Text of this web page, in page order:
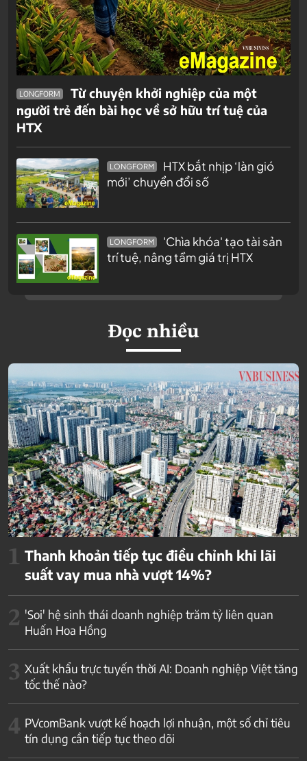
LONGFORM
Từ chuyện khởi nghiệp của một
người trẻ đến bài học về sở hữu trí tuệ của
HTX
LONGFORM
HTX bắt nhịp ‘làn gió
mới’ chuyển đổi số
LONGFORM
'Chìa khóa' tạo tài sản
trí tuệ, nâng tầm giá trị HTX
Đọc nhiều
1 Thanh khoản tiếp tục điều chỉnh khi lãi
suất vay mua nhà vượt 14%?
2 'Soi' hệ sinh thái doanh nghiệp trăm tỷ liên quan
Huấn Hoa Hồng
3 Xuất khẩu trực tuyến thời AI: Doanh nghiệp Việt tăng
tốc thế nào?
4 PVcomBank vượt kế hoạch lợi nhuận, một số chỉ tiêu
tín dụng cần tiếp tục theo dõi